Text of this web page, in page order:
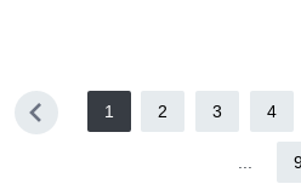
1 2 3 4